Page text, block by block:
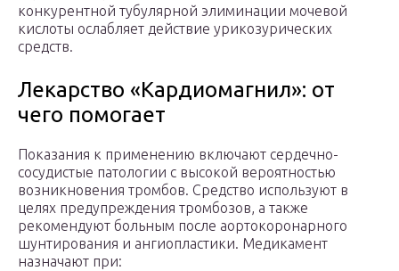
конкурентной тубулярной элиминации мочевой
кислоты ослабляет действие урикозурических
средств.
Лекарство «Кардиомагнил»: от
чего помогает
Показания к применению включают сердечно-
сосудистые патологии с высокой вероятностью
возникновения тромбов. Средство используют в
целях предупреждения тромбозов, а также
рекомендуют больным после аортокоронарного
шунтирования и ангиопластики. Медикамент
назначают при: